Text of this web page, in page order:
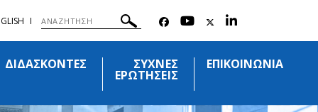
ΔΙΔΑΣΚΟΝΤΕΣ ΣΥΧΝΕΣ
ΕΡΩΤΗΣΕΙΣ
ΕΠΙΚΟΙΝΩΝΙΑ